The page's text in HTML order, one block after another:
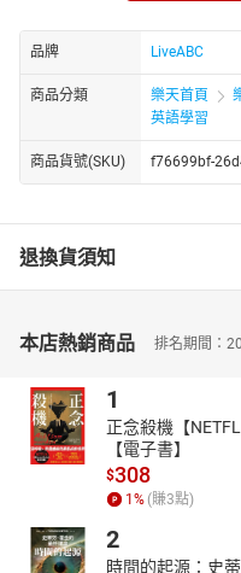
人物側寫：杜娃．黎波的音樂
會話百分百：買聖誕節禮物
聖誕特輯：南北半球的聖誕節
主題式寫作：你的睡眠時間有
文化認識：維斯瓦卡橋：串
品牌 LiveABC
商品分類 樂天首頁
英語學習
商品貨號(SKU) f76699bf-
退換貨須知
本店熱銷商品 排名期間：
1
正念殺機【
【電子書】
$308
1 % (賺3點)
2
時間的起源：史